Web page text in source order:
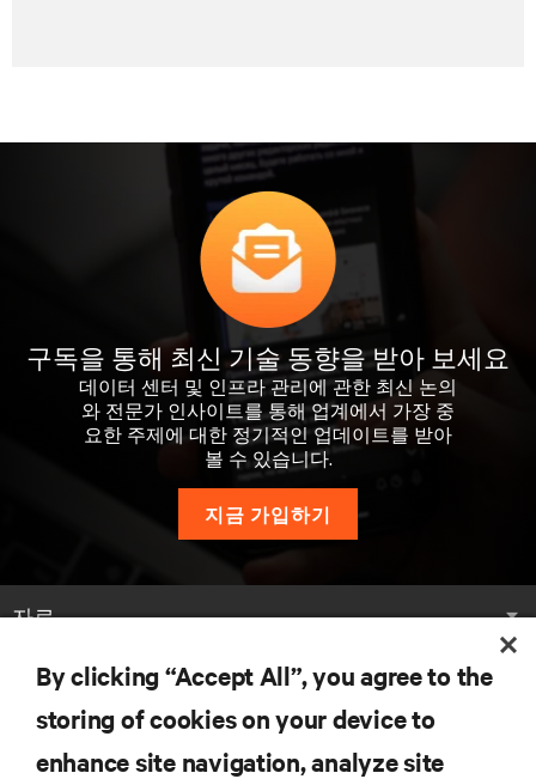
구독을 통해 최신 기술 동향을 받아 보세요
데이터 센터 및 인프라 관리에 관한 최신 논의
와 전문가 인사이트를 통해 업계에서 가장 중
요한 주제에 대한 정기적인 업데이트를 받아
볼 수 있습니다.
지금 가입하기
자료
지원
기업
By clicking “Accept All”, you agree to the
storing of cookies on your device to
enhance site navigation, analyze site